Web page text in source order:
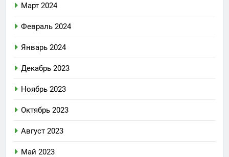
Март 2024
Февраль 2024
Январь 2024
Декабрь 2023
Ноябрь 2023
Октябрь 2023
Август 2023
Май 2023